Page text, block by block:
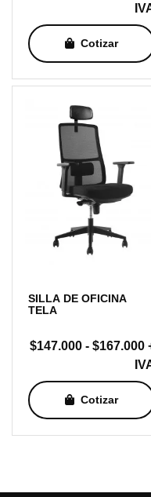
Cotizar
SILLA DE OFICINA
TELA
$147.000 - $167.000
Cotizar